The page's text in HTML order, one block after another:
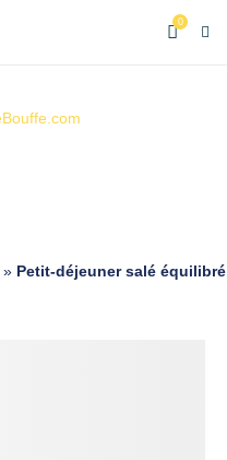
0
» Petit-déjeuner salé équilibré